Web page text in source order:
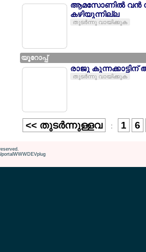
ആമസോണില്‍ വന്‍
കഴിയുന്നില്ല
തുടര്‍ന്നു വായിക്കുക
യൂറോപ്പ്
രാജു
തുടര്‍ന്നു വായിക്കുക
<< തുടര്‍ന്നുള്ളവ : 1 6